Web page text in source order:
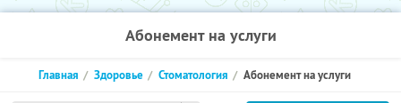
Абонемент на услуги
Главная Здоровье Стоматология Абонемент на услуги